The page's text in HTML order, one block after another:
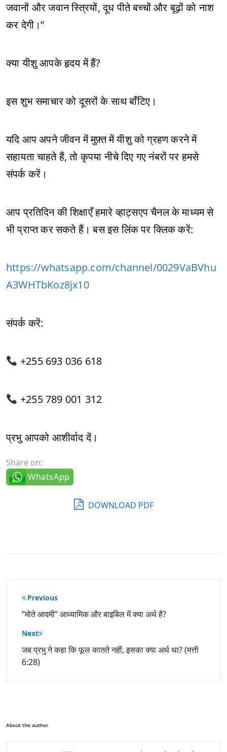
जवानों और जवान स्त्रियों, दूध पीते बच्चों और बूढ़ों को नाश
कर देगी।”
क्या यीशु आपके हृदय में हैं?
इस शुभ समाचार को दूसरों के साथ बाँटिए।
यदि आप अपने जीवन में मुफ़्त में यीशु को ग्रहण करने में
सहायता चाहते हैं, तो कृपया नीचे दिए गए नंबरों पर हमसे
संपर्क करें।
आप प्रतिदिन की शिक्षाएँ हमारे व्हाट्सएप चैनल के माध्यम से
भी प्राप्त कर सकते हैं। बस इस लिंक पर क्लिक करें:
https://whatsapp.com/channel/0029VaBVhu
A3WHTbKoz8jx10
संपर्क करें:
+255 693 036 618
+255 789 001 312
प्रभु आपको आशीर्वाद दें।
Share on:
WhatsApp
DOWNLOAD PDF
पोस्ट
नेविगेशन
Previous
“मोते आदमी” आध्यामिक और बाइबिल में क्या अर्थ है?
Next
जब प्रभु ने कहा कि फूल कातते नहीं, इसका क्या अर्थ था? (मत्ती
6:28)
About the author